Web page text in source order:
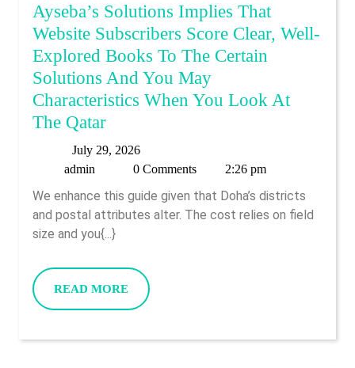
Ayseba’s Solutions Implies That
Website Subscribers Score Clear, Well-
Explored Books To The Certain
Solutions And You May
Characteristics When You Look At
The QatarAyseba’s
Solutions
Implies
That
Website
Subscribers
Clear,
Well-
Books
July 29, 2026July
29,
admin 0 Comments 2:26 pm
We enhance this guide given that Doha’s districts
and postal attributes alter. The cost relies on field
size and you{...}
READ MOREREAD
MORE